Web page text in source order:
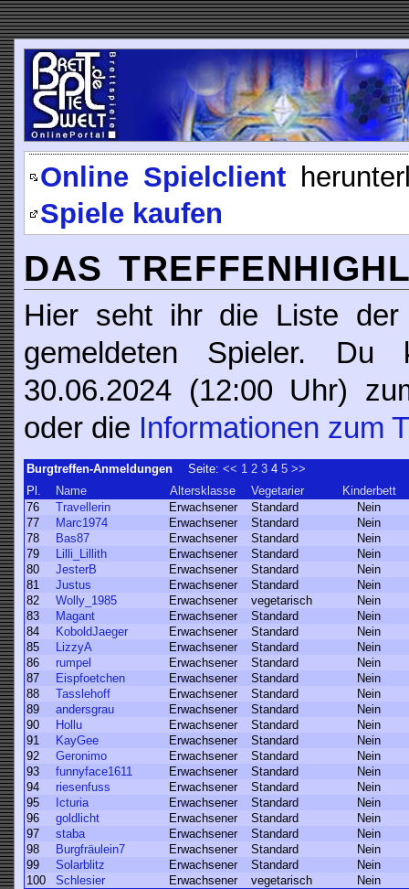
Online Spielclient
Spiele kaufen
DAS
Hier seht ihr die Liste
gemeldeten Spieler.
30.06.2024 (12:00 Uhr)
oder die Informationen zum
Burgtreffen-Anmeldungen Seite:<< 1 2 3 45 >>
Pl.
Name Altersklasse Vegetarier
Kinderbett
76
Travellerin Erwachsener Standard
Nein
77
Marc1974 Erwachsener Standard
Nein
78
Bas87 Erwachsener Standard
Nein
79
Lilli_Lillith Erwachsener Standard
Nein
80
JesterB Erwachsener Standard
Nein
81
Justus Erwachsener Standard
Nein
82
Wolly_1985 Erwachsener vegetarisch
Nein
83
Magant Erwachsener Standard
Nein
84
KoboldJaeger Erwachsener Standard
Nein
85
LizzyA Erwachsener Standard
Nein
86
rumpel Erwachsener Standard
Nein
87
Eispfoetchen Erwachsener Standard
Nein
88
Tasslehoff Erwachsener Standard
Nein
89
andersgrau Erwachsener Standard
Nein
90
Hollu Erwachsener Standard
Nein
91
KayGee Erwachsener Standard
Nein
92
Geronimo Erwachsener Standard
Nein
93
funnyface1611 Erwachsener Standard
Nein
94
riesenfuss Erwachsener Standard
Nein
95
Icturia Erwachsener Standard
Nein
96
goldlicht Erwachsener Standard
Nein
97
staba Erwachsener Standard
Nein
98
Burgfräulein7 Erwachsener Standard
Nein
99
Solarblitz Erwachsener Standard
Nein
100
Schlesier Erwachsener vegetarisch Nein